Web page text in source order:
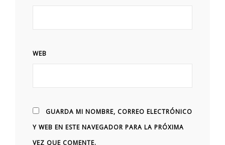
WEB
GUARDA MI NOMBRE, CORREO ELECTRÓNICO
Y WEB EN ESTE NAVEGADOR PARA LA PRÓXIMA
VEZ QUE COMENTE.